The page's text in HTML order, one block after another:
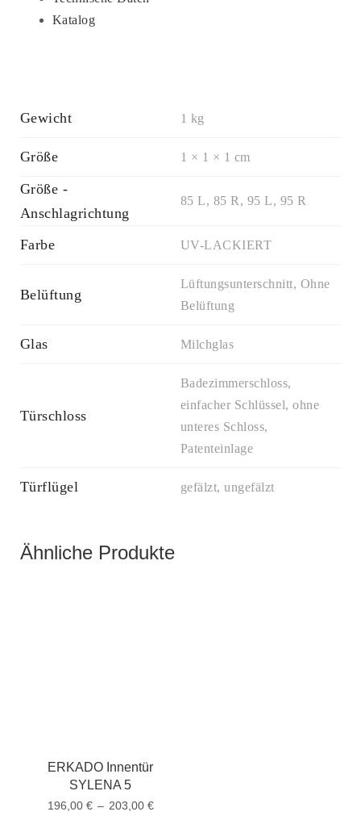
Katalog
Gewicht 1 kg
Größe 1 × 1 × 1 cm
Größe -
Anschlagrichtung
85 L, 85 R, 95 L, 95 R
Farbe UV-LACKIERT
Belüftung
Lüftungsunterschnitt, Ohne
Belüftung
Glas Milchglas
Türschloss
Badezimmerschloss,
einfacher Schlüssel, ohne
unteres Schloss,
Patenteinlage
Türflügel gefälzt, ungefälzt
Ähnliche Produkte
ERKADO Innentür
SYLENA 5
196,00 € – 203,00 €